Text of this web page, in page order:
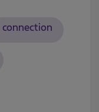
connection